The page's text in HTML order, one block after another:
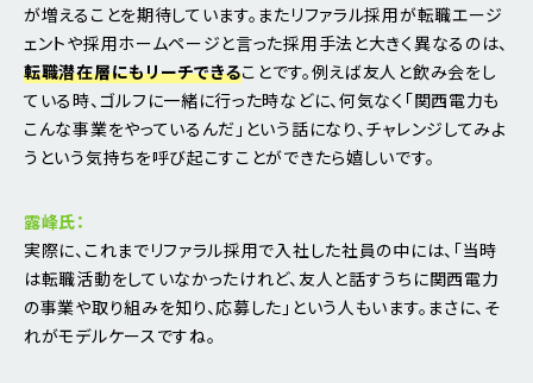
が増えることを期待しています。またリファラル採用が転職エージ
ェントや採用ホームページと言った採用手法と大きく異なるのは、
転職潜在層にもリーチできることです。例えば友人と飲み会をし
ている時、ゴルフに一緒に行った時などに、何気なく「関西電力も
こんな事業をやっているんだ」という話になり、チャレンジしてみよ
うという気持ちを呼び起こすことができたら嬉しいです。
露峰氏：
実際に、これまでリファラル採用で入社した社員の中には、「当時
は転職活動をしていなかったけれど、友人と話すうちに関西電力
の事業や取り組みを知り、応募した」という人もいます。まさに、そ
れがモデルケースですね。